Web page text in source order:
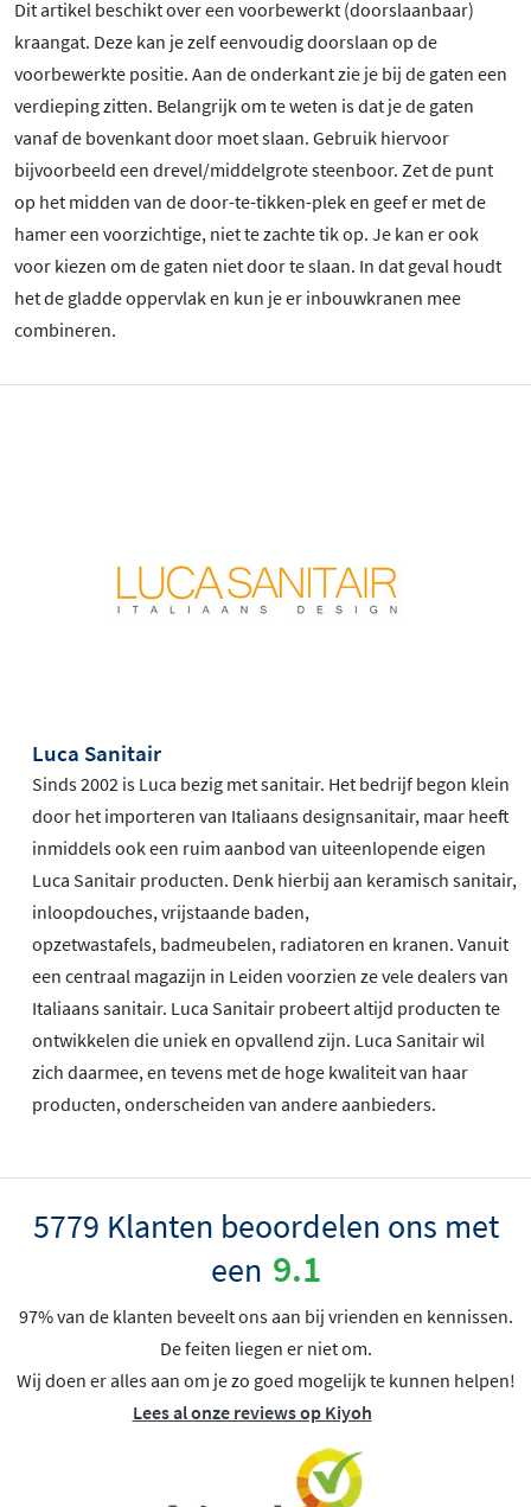
Dit artikel beschikt over een voorbewerkt (doorslaanbaar)
kraangat. Deze kan je zelf eenvoudig doorslaan op de
voorbewerkte positie. Aan de onderkant zie je bij de gaten een
verdieping zitten. Belangrijk om te weten is dat je de gaten
vanaf de bovenkant door moet slaan. Gebruik hiervoor
bijvoorbeeld een drevel/middelgrote steenboor. Zet de punt
op het midden van de door-te-tikken-plek en geef er met de
hamer een voorzichtige, niet te zachte tik op. Je kan er ook
voor kiezen om de gaten niet door te slaan. In dat geval houdt
het de gladde oppervlak en kun je er inbouwkranen mee
combineren.
Luca Sanitair
Sinds 2002 is Luca bezig met sanitair. Het bedrijf begon klein
door het importeren van Italiaans designsanitair, maar heeft
inmiddels ook een ruim aanbod van uiteenlopende eigen
Luca Sanitair producten. Denk hierbij aan keramisch sanitair,
inloopdouches, vrijstaande baden,
opzetwastafels, badmeubelen, radiatoren en kranen. Vanuit
een centraal magazijn in Leiden voorzien ze vele dealers van
Italiaans sanitair. Luca Sanitair probeert altijd producten te
ontwikkelen die uniek en opvallend zijn. Luca Sanitair wil
zich daarmee, en tevens met de hoge kwaliteit van haar
producten, onderscheiden van andere aanbieders.
5779 Klanten beoordelen ons met
een 9.1
97% van de klanten beveelt ons aan bij vrienden en kennissen.
De feiten liegen er niet om.
Wij doen er alles aan om je zo goed mogelijk te kunnen helpen!
Lees al onze reviews op Kiyoh